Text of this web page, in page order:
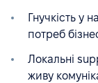
Гнучкість у
потреб
Локальні
живу